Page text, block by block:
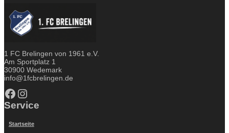
1 FC Brelingen von 1961 e.V.
Am Sportplatz 1
30900 Wedemark
info@1fcbrelingen.de
Facebook Instagram
Service
Startseite